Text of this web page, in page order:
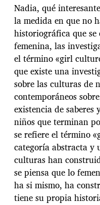
Nadia, qué
la medida en que no
historiográfica que
femenina, las
el término «girl
que existe una
sobre las culturas de
contemporáneos
existencia de saberes
niños que terminan
se refiere el término
categoría abstracta y
culturas han
se piensa que lo
ha si mismo, ha
tiene su propia